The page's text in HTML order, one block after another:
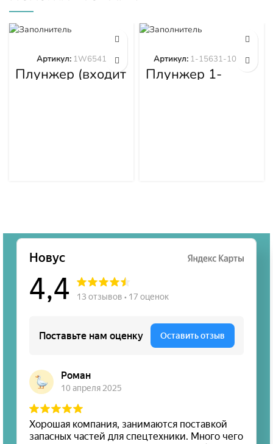
Плунжер (входит
в 1W6539)
Артикул: 1W6541
Плунжер 1-
15631-101-0
Артикул: 1-15631-101-0